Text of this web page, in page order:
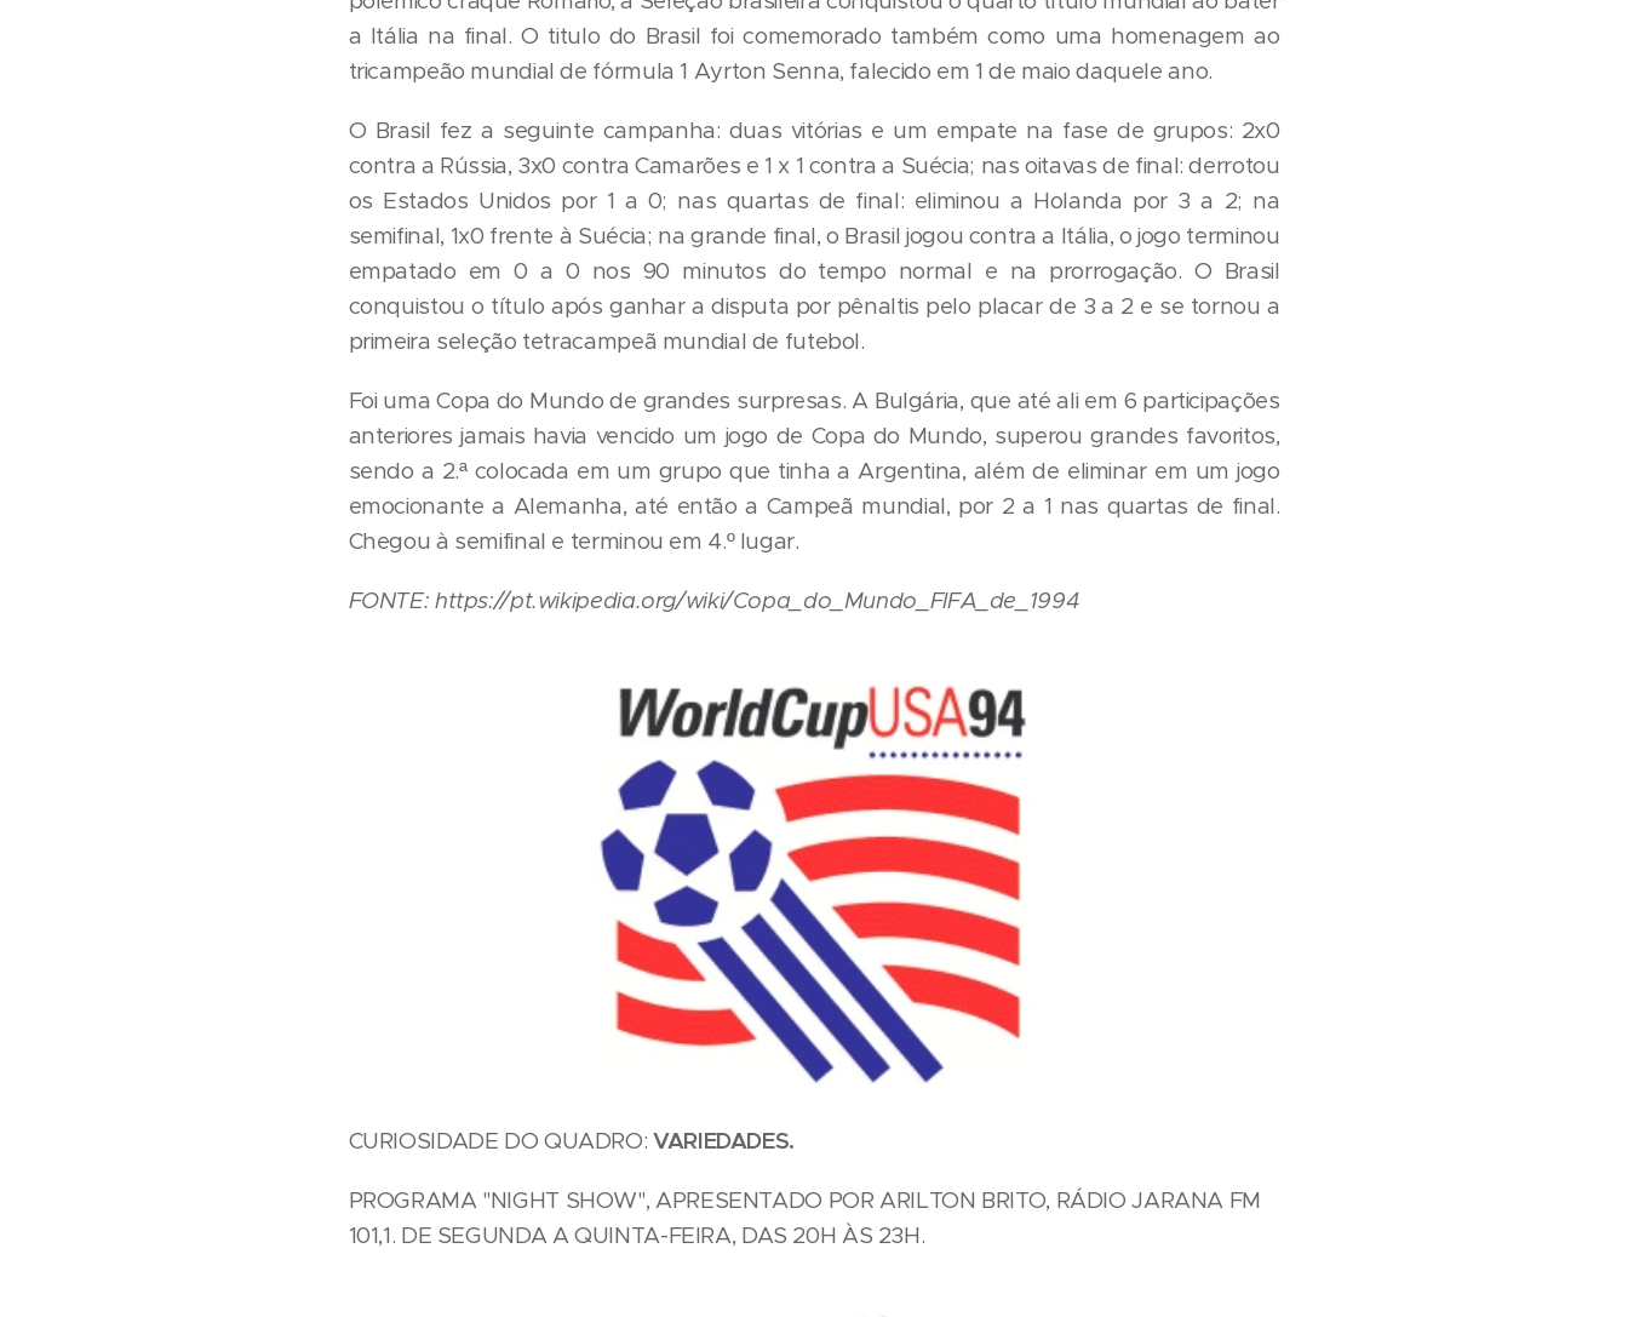
a Itália na final. O titulo do Brasil foi comemorado também como uma homenagem ao
tricampeão mundial de fórmula 1 Ayrton Senna, falecido em 1 de maio daquele ano.
O Brasil fez a seguinte campanha: duas vitórias e um empate na fase de grupos: 2x0
contra a Rússia, 3x0 contra Camarões e 1 x 1 contra a Suécia; nas oitavas de final: derrotou
os Estados Unidos por 1 a 0; nas quartas de final: eliminou a Holanda por 3 a 2; na
semifinal, 1x0 frente à Suécia; na grande final, o Brasil jogou contra a Itália, o jogo terminou
empatado em 0 a 0 nos 90 minutos do tempo normal e na prorrogação. O Brasil
conquistou o título após ganhar a disputa por pênaltis pelo placar de 3 a 2 e se tornou a
primeira seleção tetracampeã mundial de futebol.
Foi uma Copa do Mundo de grandes surpresas. A Bulgária, que até ali em 6 participações
anteriores jamais havia vencido um jogo de Copa do Mundo, superou grandes favoritos,
sendo a 2.ª colocada em um grupo que tinha a Argentina, além de eliminar em um jogo
emocionante a Alemanha, até então a Campeã mundial, por 2 a 1 nas quartas de final.
Chegou à semifinal e terminou em 4.º lugar.
FONTE: https://pt.wikipedia.org/wiki/Copa_do_Mundo_FIFA_de_1994
CURIOSIDADE DO QUADRO: VARIEDADES.
PROGRAMA "NIGHT SHOW", APRESENTADO POR ARILTON BRITO, RÁDIO JARANA FM
101,1. DE SEGUNDA A QUINTA-FEIRA, DAS 20H ÀS 23H.